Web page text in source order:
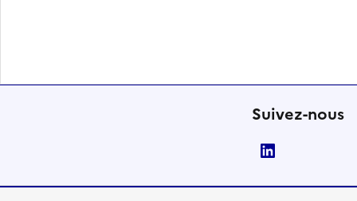
Suivez-nous